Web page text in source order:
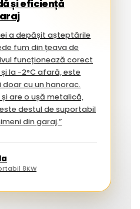
și eficiență
a depășit așteptările
funcționează corect
la -2°C afară, este
are o ușă metalică,
destul de suportabil
pe nimeni din garaj.”
8KW